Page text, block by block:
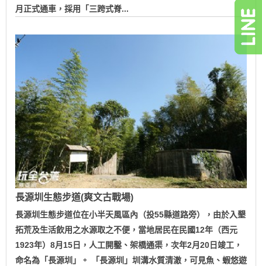
月正式通車，採用「三跨式脊...
長源圳生態步道(爽文古戰場)
長源圳生態步道位在小半天風區內（投55縣道路旁），由於入墾
拓荒及生活飲用之水源取之不便，當地居民在民國12年（西元
1923年）8月15日，人工開鑿、架橋通渠，次年2月20日竣工，
命名為「長源圳」。 「長源圳」圳溝水質清澈，可見魚、蝦悠遊